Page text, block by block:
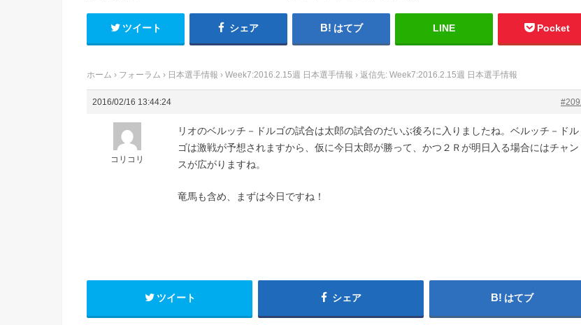
ツイート シェア はてブ LINE Pocket
ホーム › フォーラム › 日本選手情報 › Week7:2016.2.15週 日本選手情報 › 返信先: Week7:2016.2.15週 日本選手情報
2016/02/16 13:44:24
コリコリ
リオのベルッチ－ドルゴの試合は太郎の試合のだいぶ後ろに入りましたね。ベルッチ－ドル
ゴは激戦が予想されますから、仮に今日太郎が勝って、かつ２Ｒが明日入る場合にはチャン
スが広がりますね。
竜馬も含め、まずは今日ですね！
ツイート シェア はてブ